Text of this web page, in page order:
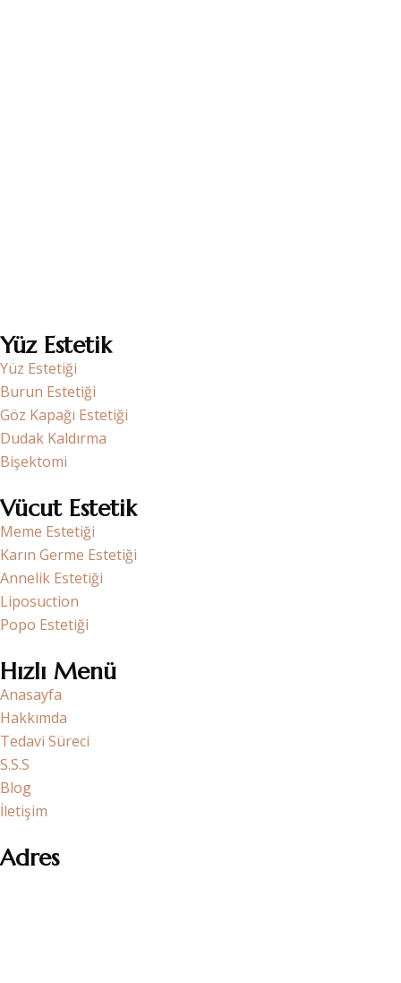
Yüz Estetik
Yüz Estetiği
Burun Estetiği
Göz Kapağı Estetiği
Dudak Kaldırma
Bişektomi
Vücut Estetik
Meme Estetiği
Karın Germe Estetiği
Annelik Estetiği
Liposuction
Popo Estetiği
Hızlı Menü
Anasayfa
Hakkımda
Tedavi Süreci
S.S.S
Blog
İletişim
Adres